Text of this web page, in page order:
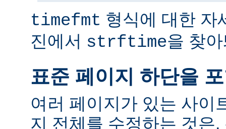
timefmt 형식에 대한 자
진에서 strftime을 찾
표준 페이지 하단을
여러 페이지가 있는 사이
지 전체를 수정하는 것은